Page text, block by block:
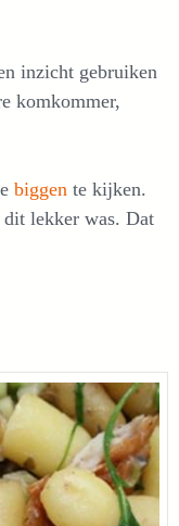
inzicht gebruiken
komkommer,
biggen te kijken.
dit lekker was. Dat